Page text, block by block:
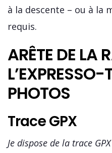
à la descente – ou à la
requis.
ARÊTE DE LA
L’EXPRESSO-
PHOTOS
Trace GPX
Je dispose de la trace